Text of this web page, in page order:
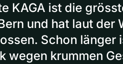
KAGA ist die
und hat laut der
Schon länger
wegen krummen